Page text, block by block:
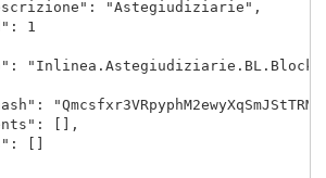
"Astegiudiziarie",
1
[],
[]